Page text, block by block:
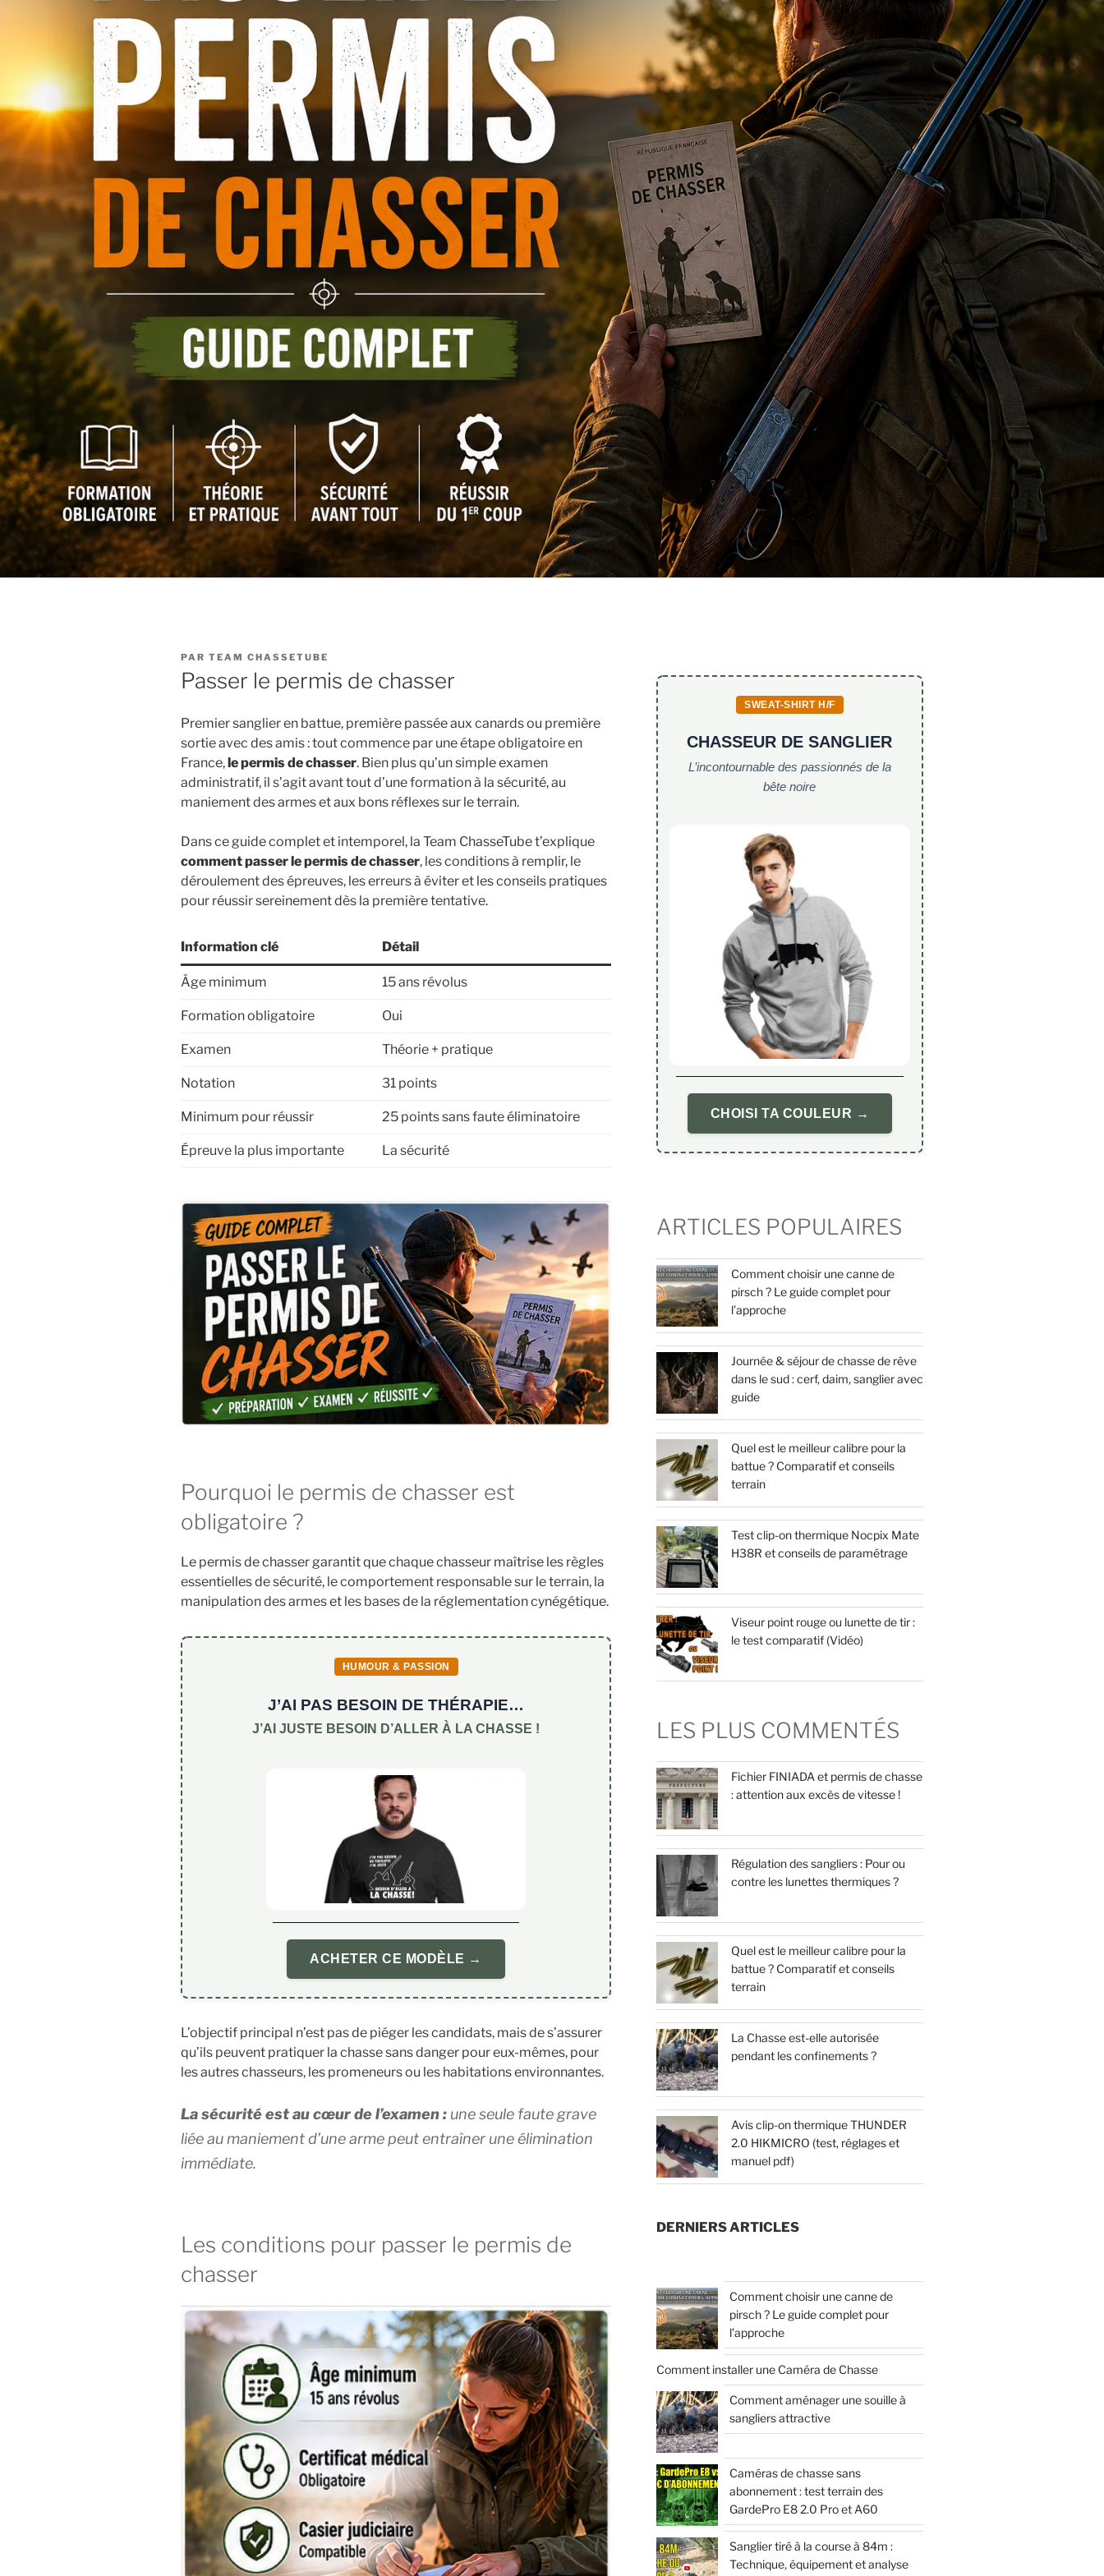
PUBLIÉ
LE
PAR TEAM CHASSETUBE
Passer le permis de chasser
Premier sanglier en battue, première passée aux canards ou première
sortie avec des amis : tout commence par une étape obligatoire en
France, le permis de chasser. Bien plus qu’un simple examen
administratif, il s’agit avant tout d’une formation à la sécurité, au
maniement des armes et aux bons réflexes sur le terrain.
Dans ce guide complet et intemporel, la Team ChasseTube t’explique
comment passer le permis de chasser, les conditions à remplir, le
déroulement des épreuves, les erreurs à éviter et les conseils pratiques
pour réussir sereinement dès la première tentative.
Information clé Détail
Âge minimum 15 ans révolus
Formation obligatoire Oui
Examen Théorie + pratique
Notation 31 points
Minimum pour réussir 25 points sans faute éliminatoire
Épreuve la plus importante La sécurité
Pourquoi le permis de chasser est
obligatoire ?
Le permis de chasser garantit que chaque chasseur maîtrise les règles
essentielles de sécurité, le comportement responsable sur le terrain, la
manipulation des armes et les bases de la réglementation cynégétique.
HUMOUR & PASSION
J’AI PAS BESOIN DE THÉRAPIE…
J’AI JUSTE BESOIN D’ALLER À LA CHASSE !
ACHETER CE MODÈLE →
L’objectif principal n’est pas de piéger les candidats, mais de s’assurer
qu’ils peuvent pratiquer la chasse sans danger pour eux-mêmes, pour
les autres chasseurs, les promeneurs ou les habitations environnantes.
La sécurité est au cœur de l’examen : une seule faute grave
liée au maniement d’une arme peut entraîner une élimination
immédiate.
Les conditions pour passer le permis de
chasser
SWEAT-SHIRT H/F
CHASSEUR DE SANGLIER
L’incontournable des passionnés de la
bête noire
CHOISI TA COULEUR →
ARTICLES POPULAIRES
Comment choisir une canne de
pirsch ? Le guide complet pour
l’approche
Journée & séjour de chasse de rêve
dans le sud : cerf, daim, sanglier avec
guide
Quel est le meilleur calibre pour la
battue ? Comparatif et conseils
terrain
Test clip-on thermique Nocpix Mate
H38R et conseils de paramétrage
Viseur point rouge ou lunette de tir :
le test comparatif (Vidéo)
LES PLUS COMMENTÉS
Fichier FINIADA et permis de chasse
: attention aux excès de vitesse !
Régulation des sangliers : Pour ou
contre les lunettes thermiques ?
Quel est le meilleur calibre pour la
battue ? Comparatif et conseils
terrain
La Chasse est-elle autorisée
pendant les confinements ?
Avis clip-on thermique THUNDER
2.0 HIKMICRO (test, réglages et
manuel pdf)
DERNIERS ARTICLES
Comment choisir une canne de
pirsch ? Le guide complet pour
l’approche
Comment installer une Caméra de Chasse
Comment aménager une souille à
sangliers attractive
Caméras de chasse sans
abonnement : test terrain des
GardePro E8 2.0 Pro et A60
Sanglier tiré à la course à 84m :
Technique, équipement et analyse